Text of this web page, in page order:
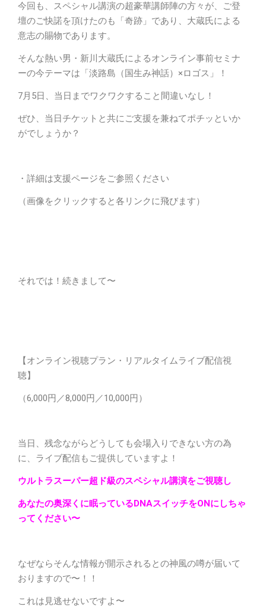
今回も、スペシャル講演の超豪華講師陣の方々が、ご登
壇のご快諾を頂けたのも「奇跡」であり、大蔵氏による
意志の賜物であります。
そんな熱い男・新川大蔵氏によるオンライン事前セミナ
ーの今テーマは「淡路島（国生み神話）×ロゴス」！
7月5日、当日までワクワクすること間違いなし！
ぜひ、当日チケットと共にご支援を兼ねてポチッといか
がでしょうか？
・詳細は支援ページをご参照ください
（画像をクリックすると各リンクに飛びます）
それでは！続きまして〜
【オンライン視聴プラン・リアルタイムライブ配信視
聴】
（6,000円／8,000円／10,000円）
当日、残念ながらどうしても会場入りできない方の為
に、ライブ配信もご提供していますよ！
ウルトラスーパー超ド級のスペシャル講演をご視聴し
あなたの奥深くに眠っているDNAスイッチをONにしちゃ
ってください〜
なぜならそんな情報が開示されるとの神風の噂が届いて
おりますので〜！！
これは見逃せないですよ〜